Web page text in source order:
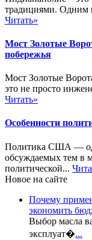
традициями. Одним
Читать»
Мост Золотые
побережья
Мост Золотые
это не просто
Читать»
Особенности
Политика США —
обсуждаемых тем в
политической...
Новое на сайте
Почему
экономить
Выбор масла
эксплуат�...